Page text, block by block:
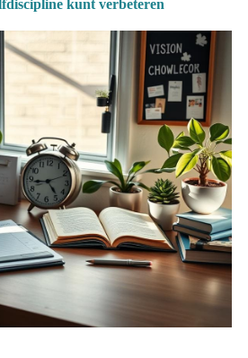
kunt verbeteren